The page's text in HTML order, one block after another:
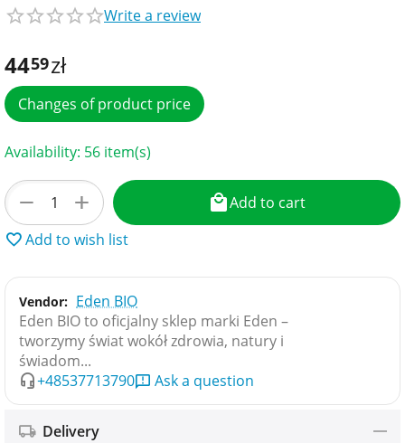
Write a review
4459zł
Changes of product price
Availability: 56 item(s)
+
−
Add to cart
Add to wish list
Vendor: Eden BIO
Eden BIO to oficjalny sklep marki Eden –
tworzymy świat wokół zdrowia, natury i
świadom...
+48537713790
Ask a question
Delivery